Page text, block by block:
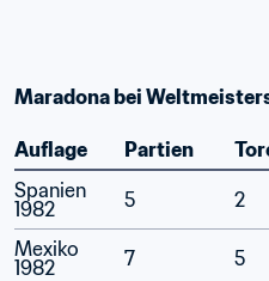
Maradona bei
Auflage Partien
Spanien
1982
5 2
Mexiko
1982
7 5